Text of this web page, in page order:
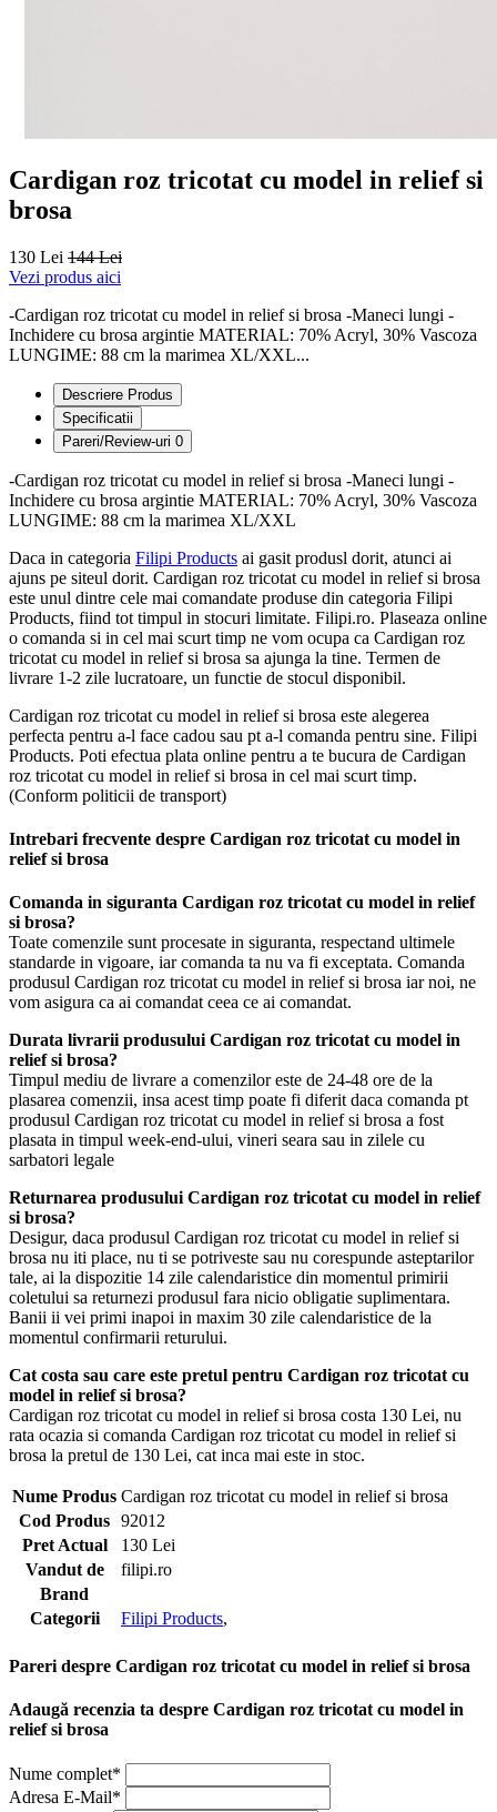
Cardigan roz tricotat cu model in relief si
brosa
130 Lei 144 Lei
Vezi produs aici
-Cardigan roz tricotat cu model in relief si brosa -Maneci lungi -
Inchidere cu brosa argintie MATERIAL: 70% Acryl, 30% Vascoza
LUNGIME: 88 cm la marimea XL/XXL...
Descriere Produs
Specificatii
Pareri/Review-uri 0
-Cardigan roz tricotat cu model in relief si brosa -Maneci lungi -
Inchidere cu brosa argintie MATERIAL: 70% Acryl, 30% Vascoza
LUNGIME: 88 cm la marimea XL/XXL
Daca in categoria Filipi Products ai gasit produsl dorit, atunci ai
ajuns pe siteul dorit. Cardigan roz tricotat cu model in relief si brosa
este unul dintre cele mai comandate produse din categoria Filipi
Products, fiind tot timpul in stocuri limitate. Filipi.ro. Plaseaza online
o comanda si in cel mai scurt timp ne vom ocupa ca Cardigan roz
tricotat cu model in relief si brosa sa ajunga la tine. Termen de
livrare 1-2 zile lucratoare, un functie de stocul disponibil.
Cardigan roz tricotat cu model in relief si brosa este alegerea
perfecta pentru a-l face cadou sau pt a-l comanda pentru sine. Filipi
Products. Poti efectua plata online pentru a te bucura de Cardigan
roz tricotat cu model in relief si brosa in cel mai scurt timp.
(Conform politicii de transport)
Intrebari frecvente despre Cardigan roz tricotat cu model in
relief si brosa
Comanda in siguranta Cardigan roz tricotat cu model in relief
si brosa?
Toate comenzile sunt procesate in siguranta, respectand ultimele
standarde in vigoare, iar comanda ta nu va fi exceptata. Comanda
produsul Cardigan roz tricotat cu model in relief si brosa iar noi, ne
vom asigura ca ai comandat ceea ce ai comandat.
Durata livrarii produsului Cardigan roz tricotat cu model in
relief si brosa?
Timpul mediu de livrare a comenzilor este de 24-48 ore de la
plasarea comenzii, insa acest timp poate fi diferit daca comanda pt
produsul Cardigan roz tricotat cu model in relief si brosa a fost
plasata in timpul week-end-ului, vineri seara sau in zilele cu
sarbatori legale
Returnarea produsului Cardigan roz tricotat cu model in relief
si brosa?
Desigur, daca produsul Cardigan roz tricotat cu model in relief si
brosa nu iti place, nu ti se potriveste sau nu corespunde asteptarilor
tale, ai la dispozitie 14 zile calendaristice din momentul primirii
coletului sa returnezi produsul fara nicio obligatie suplimentara.
Banii ii vei primi inapoi in maxim 30 zile calendaristice de la
momentul confirmarii returului.
Cat costa sau care este pretul pentru Cardigan roz tricotat cu
model in relief si brosa?
Cardigan roz tricotat cu model in relief si brosa costa 130 Lei, nu
rata ocazia si comanda Cardigan roz tricotat cu model in relief si
brosa la pretul de 130 Lei, cat inca mai este in stoc.
Nume Produs Cardigan roz tricotat cu model in relief si brosa
Cod Produs 92012
Pret Actual
130 Lei
Vandut de
filipi.ro
Brand
Categorii
Filipi Products,
Pareri despre Cardigan roz tricotat cu model in relief si brosa
Adaugă recenzia ta despre Cardigan roz tricotat cu model in
relief si brosa
Nume complet*
Adresa E-Mail*